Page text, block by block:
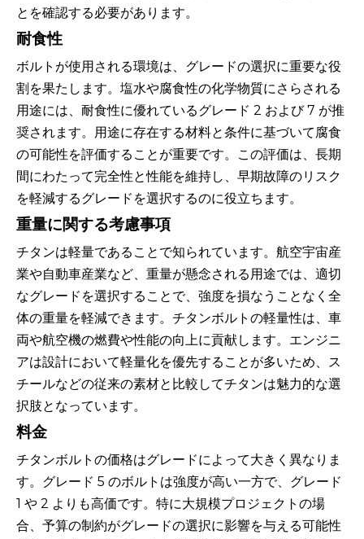
とを確認する必要があります。
耐食性
ボルトが使用される環境は、グレードの選択に重要な役
割を果たします。塩水や腐食性の化学物質にさらされる
用途には、耐食性に優れているグレード 2 および 7 が推
奨されます。用途に存在する材料と条件に基づいて腐食
の可能性を評価することが重要です。この評価は、長期
間にわたって完全性と性能を維持し、早期故障のリスク
を軽減するグレードを選択するのに役立ちます。
重量に関する考慮事項
チタンは軽量であることで知られています。航空宇宙産
業や自動車産業など、重量が懸念される用途では、適切
なグレードを選択することで、強度を損なうことなく全
体の重量を軽減できます。チタンボルトの軽量性は、車
両や航空機の燃費や性能の向上に貢献します。エンジニ
アは設計において軽量化を優先することが多いため、ス
チールなどの従来の素材と比較してチタンは魅力的な選
択肢となっています。
料金
チタンボルトの価格はグレードによって大きく異なりま
す。グレード 5 のボルトは強度が高い一方で、グレード
1 や 2 よりも高価です。特に大規模プロジェクトの場
合、予算の制約がグレードの選択に影響を与える可能性